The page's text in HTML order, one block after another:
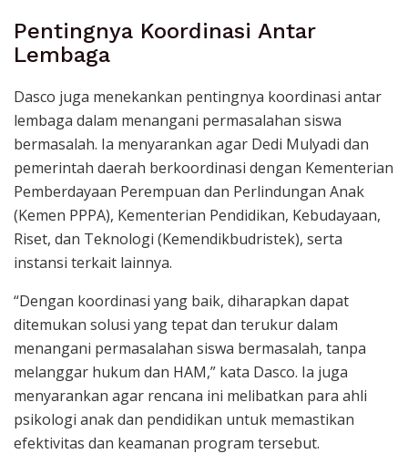
Pentingnya Koordinasi Antar
Lembaga
Dasco juga menekankan pentingnya koordinasi antar
lembaga dalam menangani permasalahan siswa
bermasalah. Ia menyarankan agar Dedi Mulyadi dan
pemerintah daerah berkoordinasi dengan Kementerian
Pemberdayaan Perempuan dan Perlindungan Anak
(Kemen PPPA), Kementerian Pendidikan, Kebudayaan,
Riset, dan Teknologi (Kemendikbudristek), serta
instansi terkait lainnya.
“Dengan koordinasi yang baik, diharapkan dapat
ditemukan solusi yang tepat dan terukur dalam
menangani permasalahan siswa bermasalah, tanpa
melanggar hukum dan HAM,” kata Dasco. Ia juga
menyarankan agar rencana ini melibatkan para ahli
psikologi anak dan pendidikan untuk memastikan
efektivitas dan keamanan program tersebut.